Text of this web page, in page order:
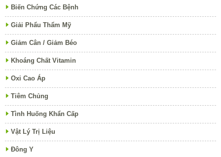
Biến Chứng Các Bệnh
Giải Phẩu Thẩm Mỹ
Giảm Cân / Giảm Béo
Khoáng Chất Vitamin
Oxi Cao Áp
Tiêm Chủng
Tình Huống Khẩn Cấp
Vật Lý Trị Liệu
Đông Y